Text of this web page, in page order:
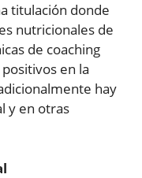
titulación donde
nutricionales de
de coaching
en la
hay
y en otras